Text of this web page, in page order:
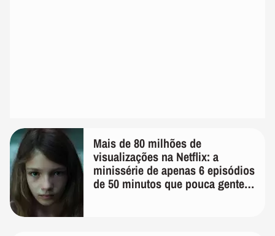
Mais de 80 milhões de
visualizações na Netflix: a
minissérie de apenas 6 episódios
de 50 minutos que pouca gente